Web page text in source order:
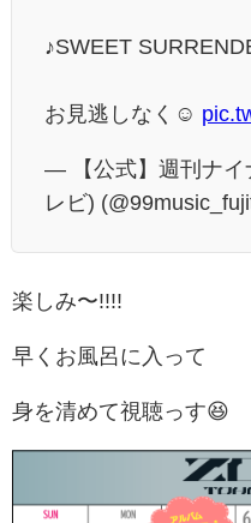
♪SWEET
お見逃しなく☺️
— 【公式】週刊ナイ
レビ)
楽しみ〜!!!!
早くお風呂に入って
身を清めて視聴っす😆